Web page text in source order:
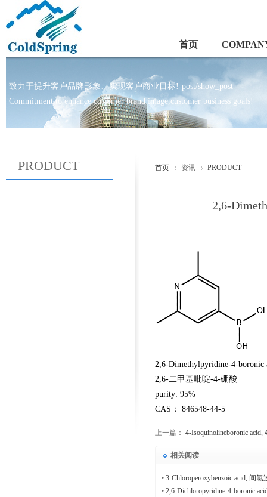
首页
致力于提升客户品牌形象、实现客户商业目标!-post/show_post
Commitment to enhance customer brand image,customer business goals!
PRODUCT 首页 资讯 PRODUCT
2,6-
2,6-Dimethylpyridine-4-
2,6-二甲基吡啶-4-硼酸
purity: 95%
CAS： 846548-44-5
上一篇： 4-Isoquinolineboronic
相关阅读
• 3-Chloroperoxybenzoic acid, 间
• 2,6-Dichloropyridine-4-boronic